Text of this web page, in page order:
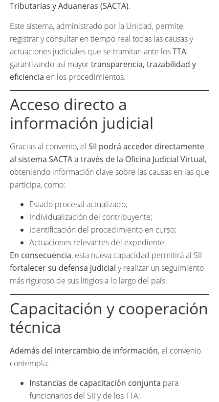
Tributarias y Aduaneras (SACTA).
Este sistema, administrado por la Unidad, permite
registrar y consultar en tiempo real todas las causas y
actuaciones judiciales que se tramitan ante losTTA,
garantizando así mayortransparencia, trazabilidad y
eficiencia en los procedimientos.
Acceso directo a
información judicial
Gracias al convenio, el SII podrá acceder directamente
al sistema SACTA a través de la Oficina Judicial Virtual,
obteniendo información clave sobre las causas en las que
participa, como:
Estado procesal actualizado;
Individualización del contribuyente;
Identificación del procedimiento en curso;
Actuaciones relevantes del expediente.
En consecuencia, esta nueva capacidad permitirá al SII
fortalecer su defensa judicial y realizar un seguimiento
más riguroso de sus litigios a lo largo del país.
Capacitación y cooperación
técnica
Además del intercambio de información, el convenio
contempla:
Instancias de capacitación conjunta para
funcionarios del SII y de los TTA;